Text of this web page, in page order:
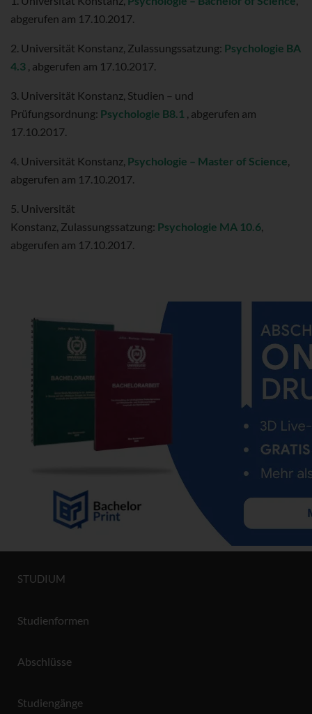
abgerufen am 17.10.2017.
2. Universität Konstanz, Zulassungssatzung: Psychologie BA
4.3 , abgerufen am 17.10.2017.
3. Universität Konstanz, Studien – und
Prüfungsordnung: Psychologie B8.1
, abgerufen am
17.10.2017.
4. Universität Konstanz, Psychologie – Master of Science
abgerufen am 17.10.2017.
5. Universität
Konstanz, Zulassungssatzung: Psychologie MA 10.6
abgerufen am 17.10.2017.
STUDIUM
Studienformen
Abschlüsse
Studiengänge